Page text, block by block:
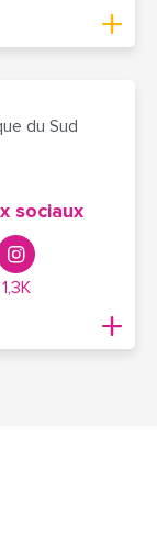
du Sud
sociaux
1,3K